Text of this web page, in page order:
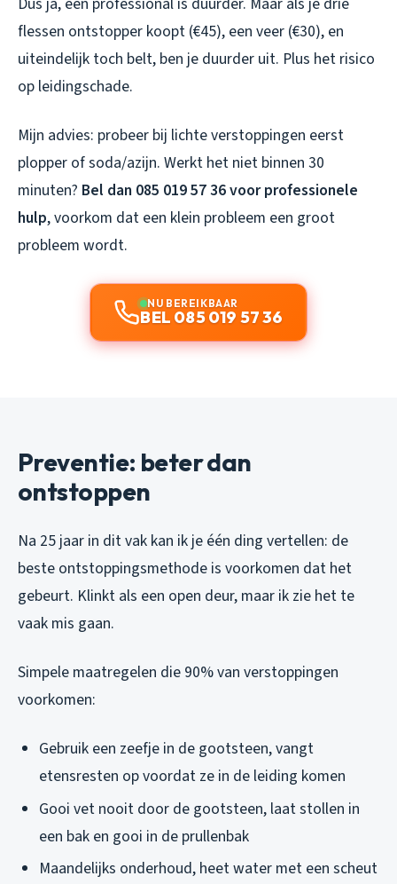
flessen ontstopper koopt (€45), een veer (€30), en
uiteindelijk toch belt, ben je duurder uit. Plus het risico
op leidingschade.
Mijn advies: probeer bij lichte verstoppingen eerst
plopper of soda/azijn. Werkt het niet binnen 30
minuten? Bel dan 085 019 57 36 voor professionele
hulp, voorkom dat een klein probleem een groot
probleem wordt.
NU BEREIKBAAR
BEL 085 019 57 36
Preventie: beter dan
ontstoppen
Na 25 jaar in dit vak kan ik je één ding vertellen: de
beste ontstoppingsmethode is voorkomen dat het
gebeurt. Klinkt als een open deur, maar ik zie het te
vaak mis gaan.
Simpele maatregelen die 90% van verstoppingen
voorkomen:
Gebruik een zeefje in de gootsteen, vangt
etensresten op voordat ze in de leiding komen
Gooi vet nooit door de gootsteen, laat stollen in
een bak en gooi in de prullenbak
Maandelijks onderhoud, heet water met een scheut